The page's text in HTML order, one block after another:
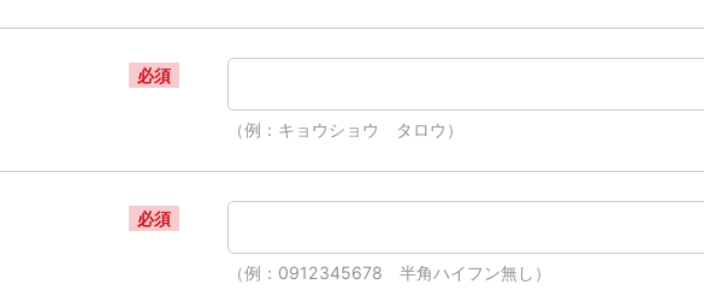
必須
（例：キョウショウ タロウ）
必須
（例：0912345678 半角ハイフン無し）